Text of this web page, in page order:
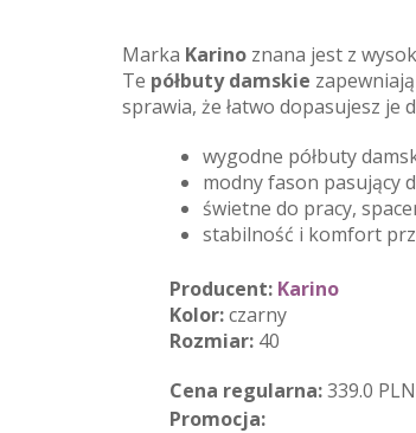
Marka Karino znana jest z
Te półbuty damskie
sprawia, że łatwo dopasujesz je
wygodne półbuty
modny fason pasujący
świetne do pracy,
stabilność i komfort
Producent: Karino
Kolor:czarny
Rozmiar: 40
Cena regularna:339.0 PLN
Promocja: